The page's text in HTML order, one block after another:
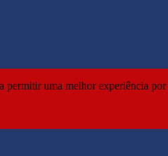
permitir uma melhor experiência